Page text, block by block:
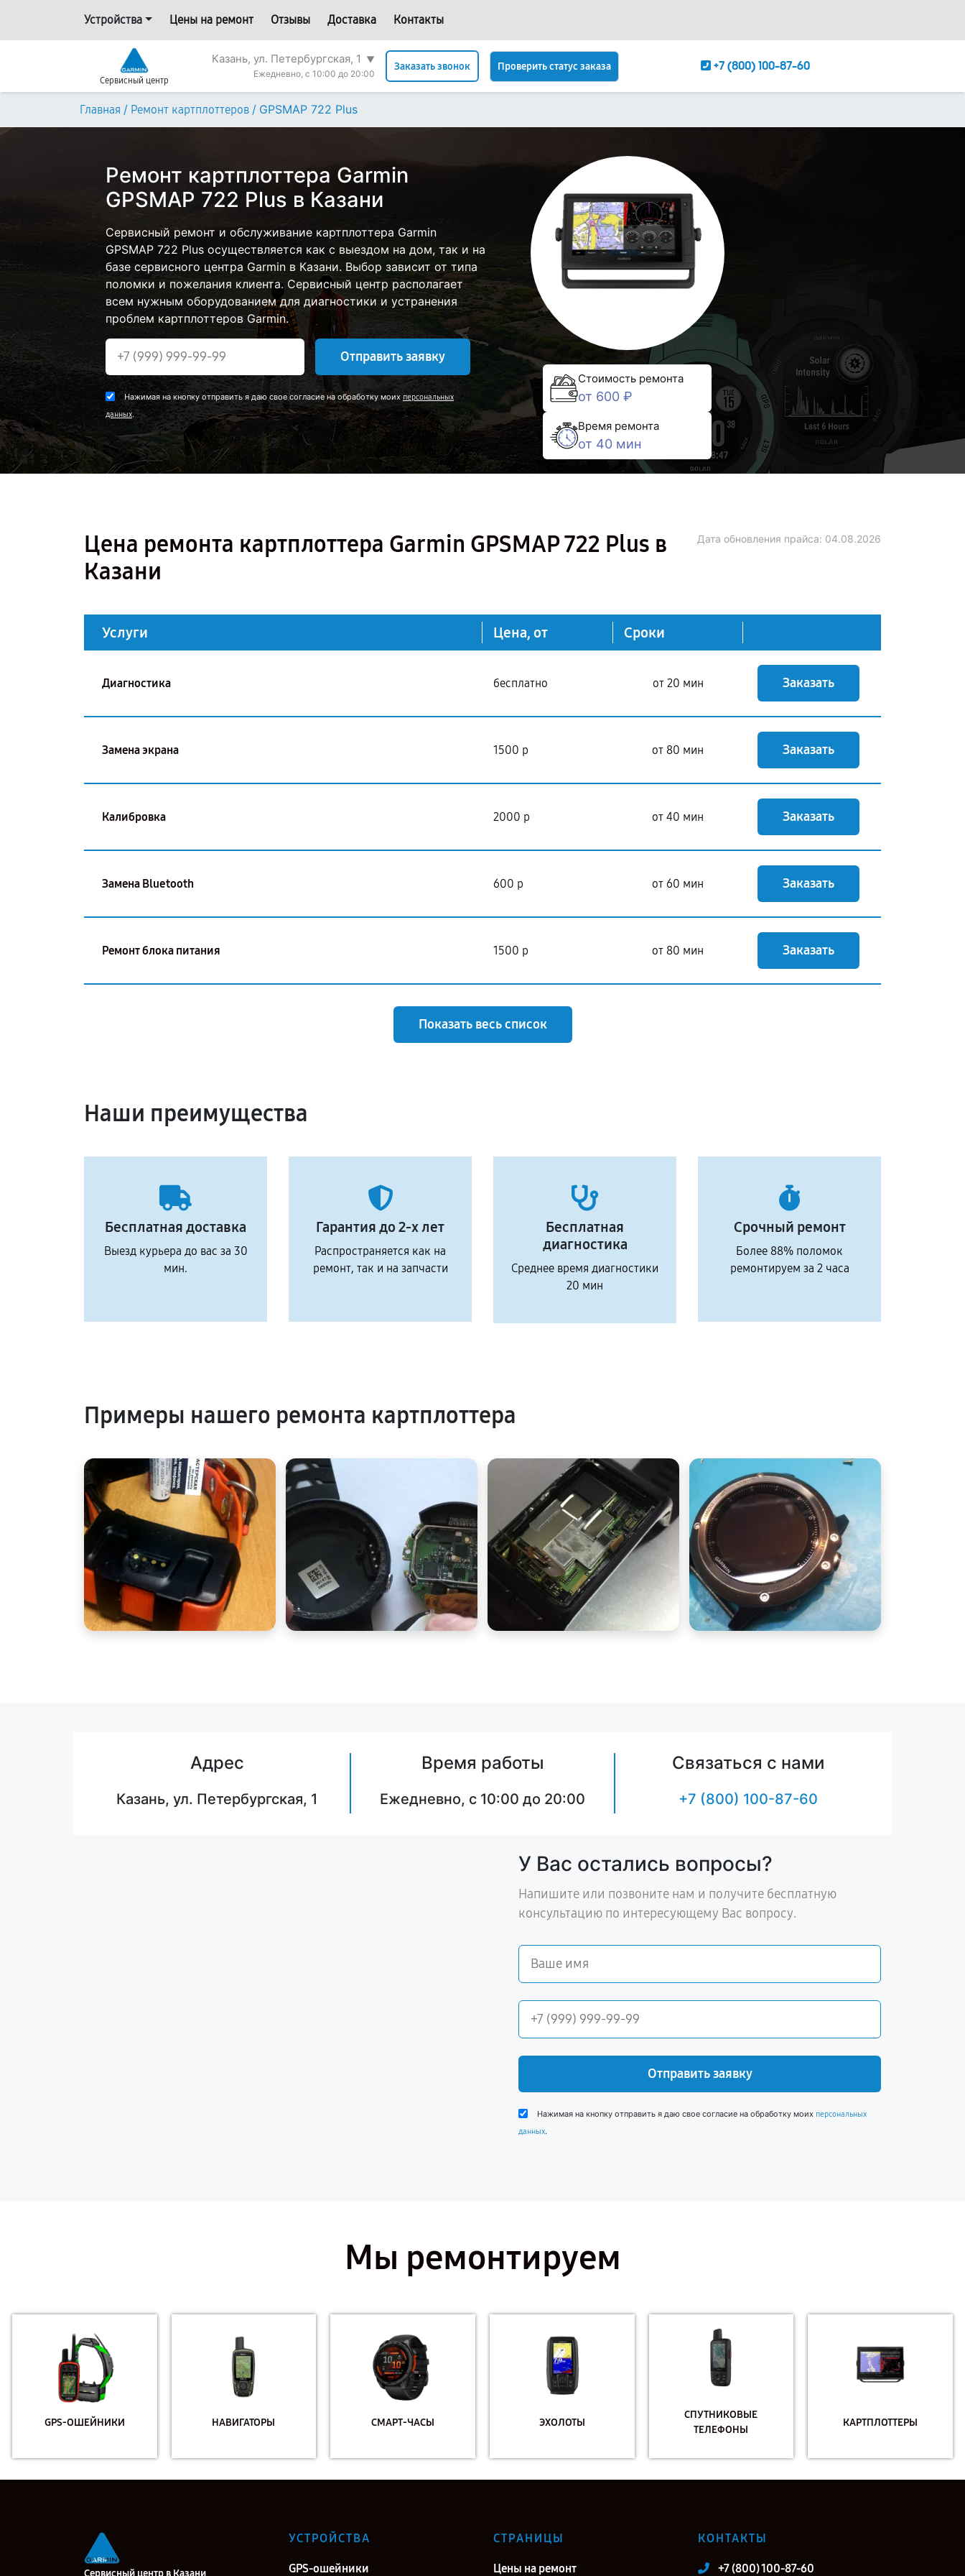
Устройства Цены на ремонт Отзывы Доставка Контакты
Сервисный центр
Казань, ул. Петербургская, 1
▼
Ежедневно, с 10:00 до 20:00
Заказать звонок Проверить статус заказа +7 (800) 100-87-60
Главная / Ремонт картплоттеров / GPSMAP 722 Plus
Ремонт картплоттера Garmin
GPSMAP 722 Plus в Казани
Сервисный ремонт и обслуживание картплоттера Garmin
GPSMAP 722 Plus осуществляется как с выездом на дом, так и на
базе сервисного центра Garmin в Казани. Выбор зависит от типа
поломки и пожелания клиента. Сервисный центр располагает
всем нужным оборудованием для диагностики и устранения
проблем картплоттеров Garmin.
Отправить заявку
Нажимая на кнопку отправить я даю свое согласие на обработку моих персональных
данных.
Стоимость ремонта
от 600 ₽
Время ремонта
от 40 мин
Цена ремонта картплоттера Garmin GPSMAP 722 Plus в
Казани
Дата обновления прайса: 04.08.2026
Услуги Цена, от Сроки
Диагностика бесплатно от 20 мин Заказать
Замена экрана 1500 р от 80 мин Заказать
Калибровка 2000 р от 40 мин Заказать
Замена Bluetooth 600 р от 60 мин Заказать
Ремонт блока питания 1500 р от 80 мин Заказать
Показать весь список
Наши преимущества
Бесплатная доставка
Выезд курьера до вас за 30
мин.
Гарантия до 2-х лет
Распространяется как на
ремонт, так и на запчасти
Бесплатная
диагностика
Среднее время диагностики
20 мин
Срочный ремонт
Более 88% поломок
ремонтируем за 2 часа
Примеры нашего ремонта картплоттера
Адрес
Казань, ул. Петербургская, 1
Время работы
Ежедневно, с 10:00 до 20:00
Связаться с нами
+7 (800) 100-87-60
У Вас остались вопросы?
Напишите или позвоните нам и получите бесплатную
консультацию по интересующему Вас вопросу.
Отправить заявку
Нажимая на кнопку отправить я даю свое согласие на обработку моих персональных
данных.
Мы ремонтируем
GPS-ОШЕЙНИКИ НАВИГАТОРЫ СМАРТ-ЧАСЫ ЭХОЛОТЫ
СПУТНИКОВЫЕ
ТЕЛЕФОНЫ
КАРТПЛОТТЕРЫ
Сервисный центр в Казани
УСТРОЙСТВА
GPS-ошейники
СТРАНИЦЫ
Цены на ремонт
КОНТАКТЫ
+7 (800) 100-87-60